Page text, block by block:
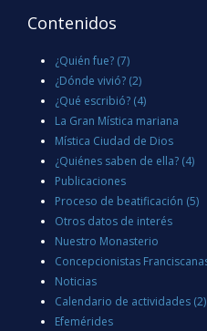
Contenidos
¿Quién fue? (7)
¿Dónde vivió? (2)
¿Qué escribió? (4)
La Gran Mística mariana
Mística Ciudad de Dios
¿Quiénes saben de ella? (4)
Publicaciones
Proceso de beatificación (5)
Otros datos de interés
Nuestro Monasterio
Concepcionistas
Noticias
Calendario de actividades (2)
Efemérides